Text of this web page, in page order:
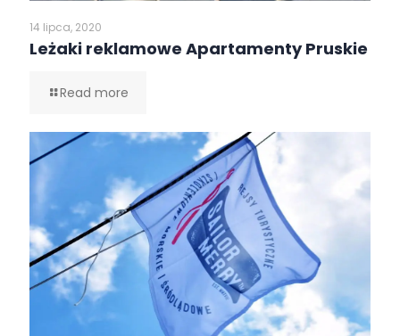
14 lipca, 2020
Leżaki reklamowe Apartamenty Pruskie
Read more